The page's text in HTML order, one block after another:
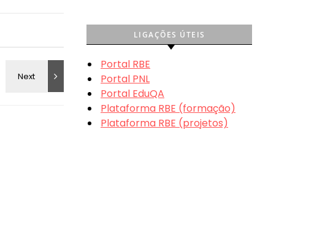
LIGAÇÕES ÚTEIS
Portal RBE
Portal PNL
Portal EduQA
Plataforma RBE (formação)
Plataforma RBE (projetos)